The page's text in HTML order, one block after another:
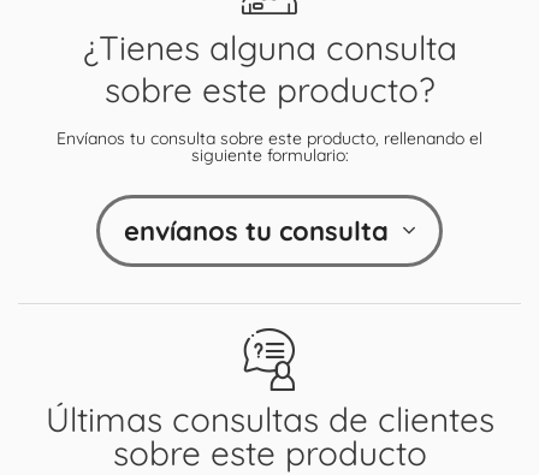
Últimas consultas de clientes
sobre este producto
¿Tienes alguna consulta
sobre este producto?
Envíanos tu consulta sobre este producto, rellenando el
siguiente formulario:
envíanos tu consulta